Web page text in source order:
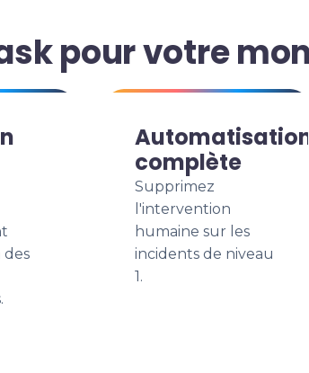
pour votre
des
Automatisation
complète
Supprimez
l'intervention
humaine sur les
incidents de niveau
1.